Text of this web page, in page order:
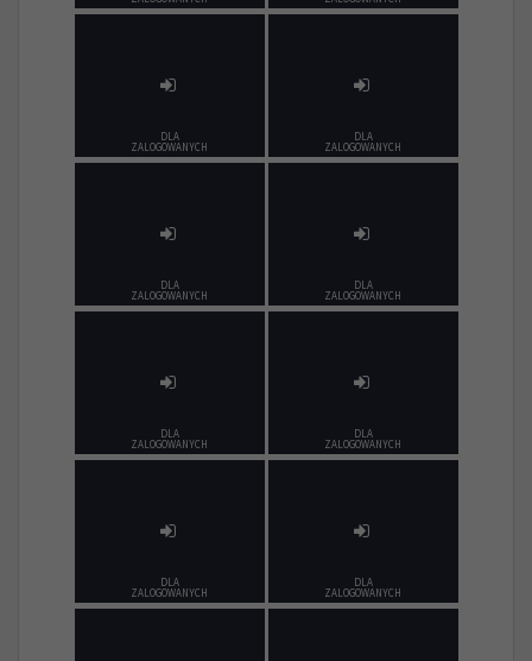
DLA
ZALOGOWANYCH
DLA
ZALOGOWANYCH
DLA
ZALOGOWANYCH
DLA
ZALOGOWANYCH
DLA
ZALOGOWANYCH
DLA
ZALOGOWANYCH
DLA
ZALOGOWANYCH
DLA
ZALOGOWANYCH